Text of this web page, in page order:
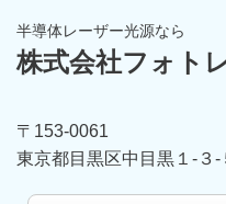
半導体レーザー光源なら
株式会社フォト
〒153-0061
東京都目黒区中目黒１-３-